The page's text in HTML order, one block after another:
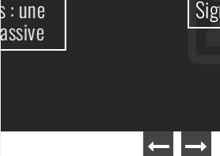
Signaux à